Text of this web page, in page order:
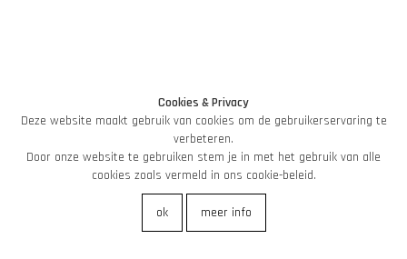
Cookies & Privacy
Deze website maakt gebruik van cookies om de gebruikerservaring te
verbeteren.
Door onze website te gebruiken stem je in met het gebruik van alle
cookies zoals vermeld in ons cookie-beleid.
ok meer info